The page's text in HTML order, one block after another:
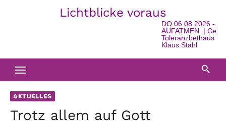
Lichtblicke voraus
DO 06.08.2026 -
AUFATMEN. |
Toleranzbethaus in
Klaus Stahl
AKTUELLES
Trotz allem auf Gott